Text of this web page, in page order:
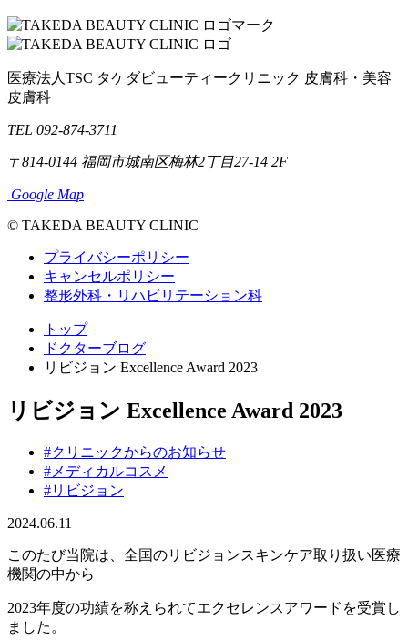
医療法人TSC タケダビューティークリニック 皮膚科・美容
皮膚科
TEL 092-874-3711
〒814-0144 福岡市城南区梅林2丁目27-14 2F
Google Map
© TAKEDA BEAUTY CLINIC
プライバシーポリシー
キャンセルポリシー
整形外科・リハビリテーション科
トップ
ドクターブログ
リビジョン Excellence Award 2023
リビジョン Excellence Award 2023
#クリニックからのお知らせ
#メディカルコスメ
#リビジョン
2024.06.11
このたび当院は、全国のリビジョンスキンケア取り扱い医療
機関の中から
2023年度の功績を称えられてエクセレンスアワードを受賞し
ました。